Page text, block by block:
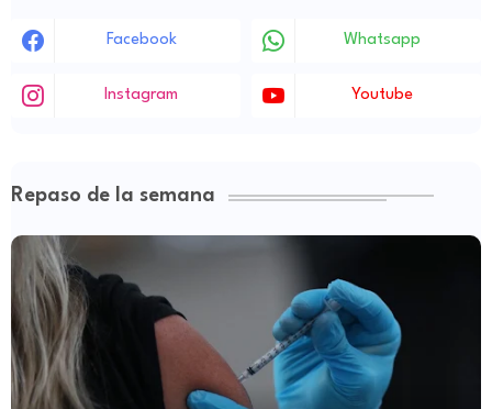
Facebook Whatsapp
Instagram Youtube
Repaso de la semana